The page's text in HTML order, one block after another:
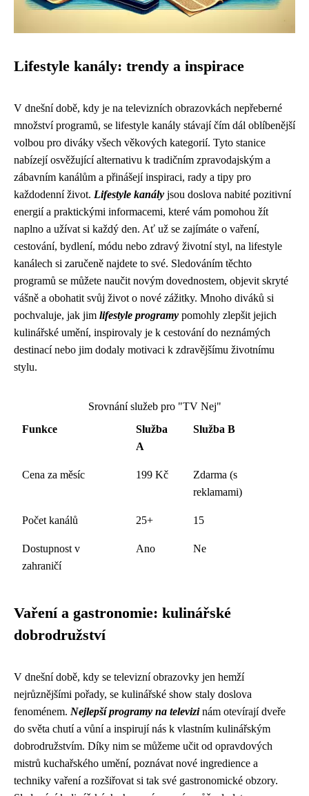
Lifestyle kanály: trendy a inspirace
V dnešní době, kdy je na televizních obrazovkách nepřeberné
množství programů, se lifestyle kanály stávají čím dál oblíbenější
volbou pro diváky všech věkových kategorií. Tyto stanice
nabízejí osvěžující alternativu k tradičním zpravodajským a
zábavním kanálům a přinášejí inspiraci, rady a tipy pro
každodenní život. Lifestyle kanály jsou doslova nabité pozitivní
energií a praktickými informacemi, které vám pomohou žít
naplno a užívat si každý den. Ať už se zajímáte o vaření,
cestování, bydlení, módu nebo zdravý životní styl, na lifestyle
kanálech si zaručeně najdete to své. Sledováním těchto
programů se můžete naučit novým dovednostem, objevit skryté
vášně a obohatit svůj život o nové zážitky. Mnoho diváků si
pochvaluje, jak jim lifestyle programy pomohly zlepšit jejich
kulinářské umění, inspirovaly je k cestování do neznámých
destinací nebo jim dodaly motivaci k zdravějšímu životnímu
stylu.
Srovnání služeb pro "TV Nej"
Funkce
Služba
A
Služba B
Cena za měsíc 199 Kč
Zdarma (s
reklamami)
Počet kanálů 25+ 15
Dostupnost v
zahraničí
Ano Ne
Vaření a gastronomie: kulinářské
dobrodružství
V dnešní době, kdy se televizní obrazovky jen hemží
nejrůznějšími pořady, se kulinářské show staly doslova
fenoménem. Nejlepší programy na televizinám otevírají dveře
do světa chutí a vůní a inspirují nás k vlastním kulinářským
dobrodružstvím. Díky nim se můžeme učit od opravdových
mistrů kuchařského umění, poznávat nové ingredience a
techniky vaření a rozšiřovat si tak své gastronomické obzory.